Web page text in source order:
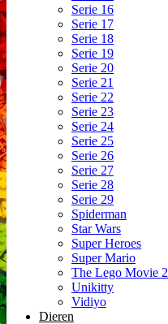
Serie 16
Serie 17
Serie 18
Serie 19
Serie 20
Serie 21
Serie 22
Serie 23
Serie 24
Serie 25
Serie 26
Serie 27
Serie 28
Serie 29
Spiderman
Star Wars
Super Heroes
Super Mario
The Lego Movie 2
Unikitty
Vidiyo
Dieren